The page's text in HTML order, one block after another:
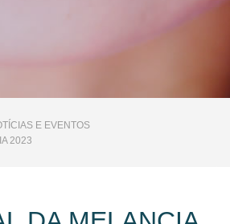
E EVENTOS
2023